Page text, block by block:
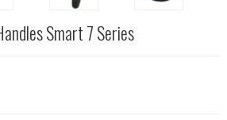
Smart 7 Series